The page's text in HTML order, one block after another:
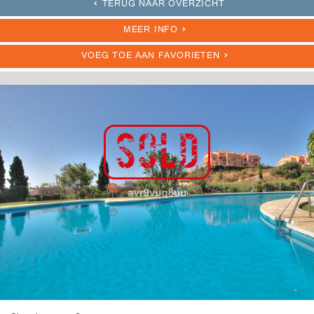
TERUG NAAR OVERZICHT
MEER INFO
VOEG TOE AAN FAVORIETEN